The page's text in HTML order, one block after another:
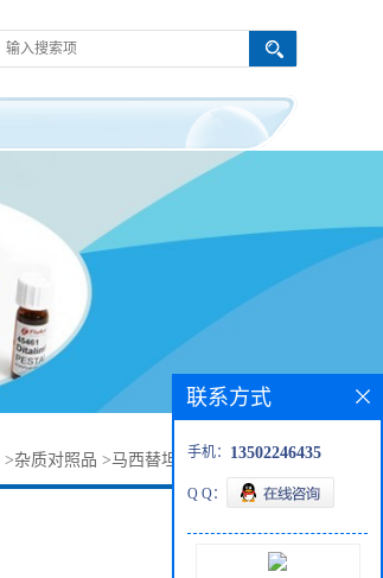
>杂质对照品 >马西替坦杂质146533-41-7
联系方式
手机： 13502246435
Q Q：